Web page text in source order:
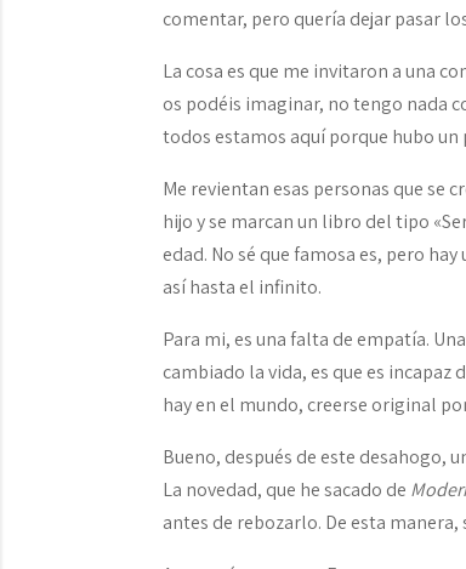
comentar, pero quería dejar pasar
La cosa es que me invitaron a una
os podéis imaginar, no tengo nada
todos estamos aquí porque hubo
Me revientan esas personas que se
hijo y se marcan un libro del tipo
edad. No sé que famosa es, pero
así hasta el infinito.
Para mi, es una falta de empatía.
cambiado la vida, es que es
hay en el mundo, creerse original
Bueno, después de este desahogo,
La novedad, que he sacado de
antes de rebozarlo. De esta